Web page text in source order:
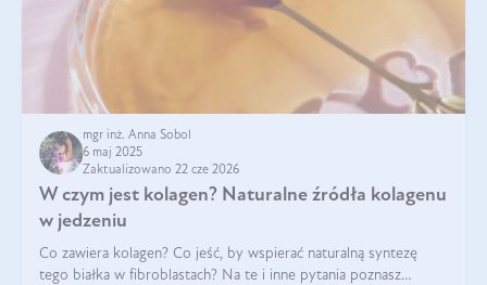
mgr inż. Anna Sobol
6 maj 2025
Zaktualizowano 22 cze 2026
W czym jest kolagen? Naturalne źródła kolagenu
w jedzeniu
Co zawiera kolagen? Co jeść, by wspierać naturalną syntezę
tego białka w fibroblastach? Na te i inne pytania poznasz